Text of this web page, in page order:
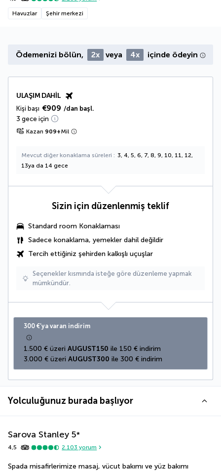
Havuzlar Şehir merkezi
Ödemenizi bölün, 2x veya 4x içinde ödeyin
ULAŞIM DAHIL
Kişi başı €909 /dan başl.
3 gece için
Kazan 909+Mil
Mevcut diğer konaklama süreleri
3, 4, 5, 6, 7, 8, 9, 10, 11, 12,
13ya da 14 gece
Sizin için düzenlenmiş teklif
Standard room Konaklaması
Sadece konaklama, yemekler dahil değildir
Tercih ettiğiniz şehirden kalkışlı uçuşlar
Seçenekler kısmında isteğe göre düzenleme yapmak
mümkündür.
300 €’ya varan indirim
1.500 € üzeri AUGUST150 ile 150 € indirim
3.000 € üzeri AUGUST300 ile 300 € indirim
Yolculuğunuz burada başlıyor
Sarova Stanley 5*
4,5 2.103 yorum
Spada misafirlerimize masaj, vücut bakımı ve yüz bakımı